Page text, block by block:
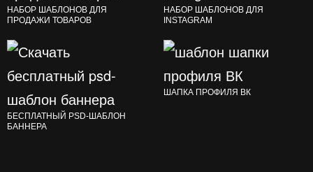
НАБОР ШАБЛОНОВ ДЛЯ
ПРОДАЖИ ТОВАРОВ
НАБОР ШАБЛОНОВ ДЛЯ
INSTAGRAM
БЕСПЛАТНЫЙ PSD-ШАБЛОН
БАННЕРА
ШАПКА ПРОФИЛЯ ВК